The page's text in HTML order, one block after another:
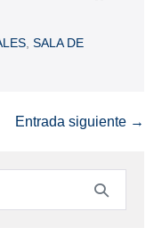
SALA DE
Entrada siguiente →